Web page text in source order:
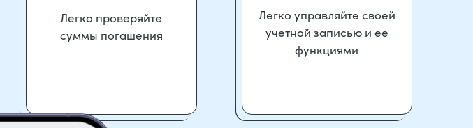
Легко проверяйте
суммы погашения
Легко управляйте своей
учетной записью и ее
функциями